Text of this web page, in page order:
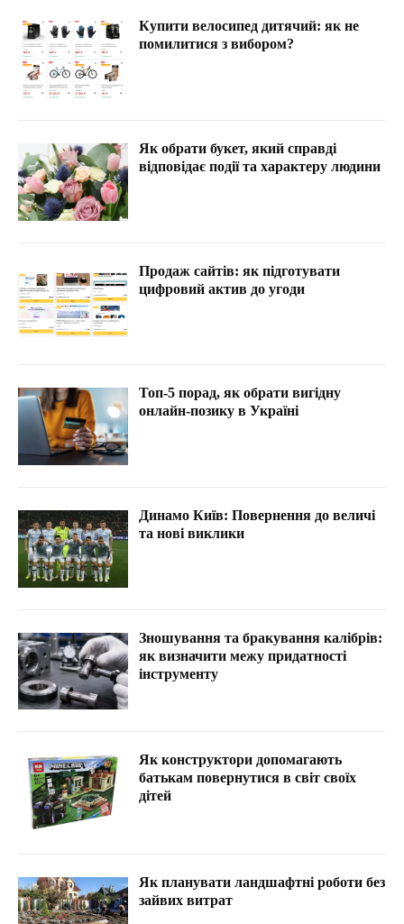
Купити велосипед дитячий: як не
помилитися з вибором?
Як обрати букет, який справді
відповідає події та характеру людини
Продаж сайтів: як підготувати
цифровий актив до угоди
Топ-5 порад, як обрати вигідну
онлайн-позику в Україні
Динамо Київ: Повернення до величі
та нові виклики
Зношування та бракування калібрів:
як визначити межу придатності
інструменту
Як конструктори допомагають
батькам повернутися в світ своїх
дітей
Як планувати ландшафтні роботи без
зайвих витрат